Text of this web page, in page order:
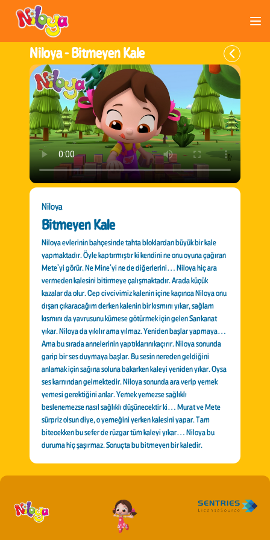
Niloya -Bitmeyen Kale
Niloya
Bitmeyen Kale
Niloya evlerinin bahçesinde tahta bloklardan büyük bir kale
yapmaktadır. Öyle kaptırmıştır ki kendini ne onu oyuna çağıran
Mete’yi görür. Ne Mine’yi ne de diğerlerini… Niloya hiç ara
vermeden kalesini bitirmeye çalışmaktadır. Arada küçük
kazalar da olur. Cep civcivimiz kalenin içine kaçınca Niloya onu
dışarı çıkaracağım derken kalenin bir kısmını yıkar, sağlam
kısmını da yavrusunu kümese götürmek için gelen Sarıkanat
yıkar. Niloya da yıkılır ama yılmaz. Yeniden başlar yapmaya…
Ama bu sırada annelerinin yaptıklarınıkaçırır. Niloya sonunda
garip bir ses duymaya başlar. Bu sesin nereden geldiğini
anlamak için sağına soluna bakarken kaleyi yeniden yıkar. Oysa
ses karnından gelmektedir. Niloya sonunda ara verip yemek
yemesi gerektiğini anlar. Yemek yemezse sağlıklı
beslenemezse nasıl sağlıklı düşünecektir ki… Murat ve Mete
sürpriz olsun diye, o yemeğini yerken kalesini yapar. Tam
bitecekken bu sefer de rüzgar tüm kaleyi yıkar… Niloya bu
duruma hiç şaşırmaz. Sonuçta bu bitmeyen bir kaledir.